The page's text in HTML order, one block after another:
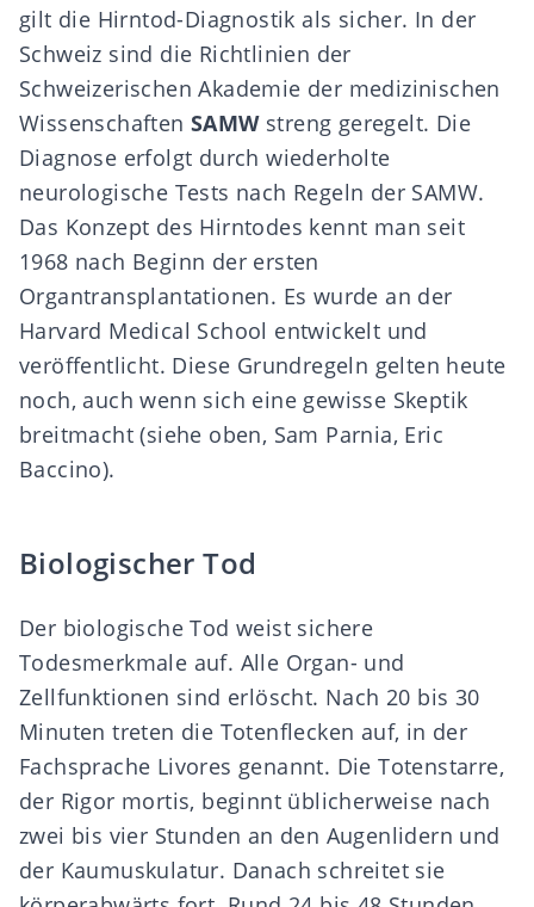
gilt die Hirntod-Diagnostik als sicher. In der
Schweiz sind die Richtlinien der
Schweizerischen Akademie der medizinischen
Wissenschaften SAMWstreng geregelt. Die
Diagnose erfolgt durch wiederholte
neurologische Tests nach Regeln der SAMW.
Das Konzept des Hirntodes kennt man seit
1968 nach Beginn der ersten
Organtransplantationen. Es wurde an der
Harvard Medical School entwickelt und
veröffentlicht. Diese Grundregeln gelten heute
noch, auch wenn sich eine gewisse Skeptik
breitmacht (siehe oben, Sam Parnia, Eric
Baccino).
Biologischer Tod
Der biologische Tod weist sichere
Todesmerkmale auf. Alle Organ- und
Zellfunktionen sind erlöscht. Nach 20 bis 30
Minuten treten die Totenflecken auf, in der
Fachsprache Livores genannt. Die Totenstarre,
der Rigor mortis, beginnt üblicherweise nach
zwei bis vier Stunden an den Augenlidern und
der Kaumuskulatur. Danach schreitet sie